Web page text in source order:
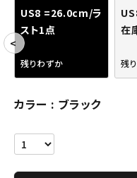
CONTENTS
ACCOUNT MENU
ようこそ ゲスト 様
meeting_room ログイン
US8 =26.0cm/ラ
スト1点
残りわずか
在
残
カラー ブラック